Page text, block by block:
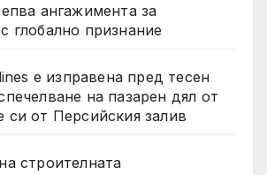
ангажимента за
глобално признание
е изправена пред тесен
на пазарен дял от
си от Персийския залив
строителната